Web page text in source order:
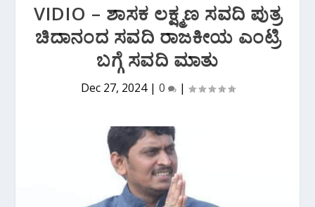
VIDIO – ಶಾಸಕ ಲಕ್ಷ್ಮಣ ಸವದಿ ಪುತ್ರ
ಚಿದಾನಂದ ಸವದಿ ರಾಜಕೀಯ ಎಂಟ್ರಿ
ಬಗ್ಗೆ ಸವದಿ ಮಾತು
Dec 27, 2024| 0 |